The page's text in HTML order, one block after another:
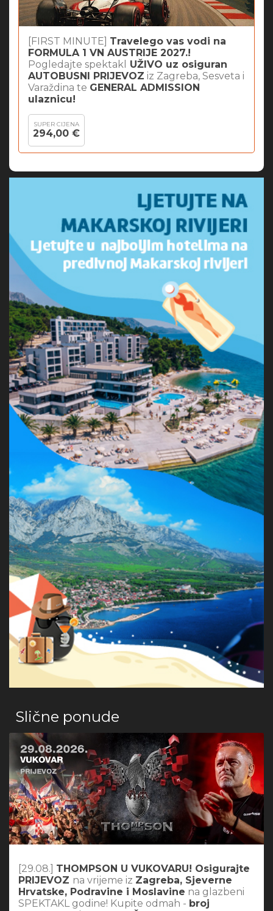
[FIRST MINUTE] Travelego vas vodi na
FORMULA 1 VN AUSTRIJE 2027.!
Pogledajte spektakl UŽIVO uz osiguran
AUTOBUSNI PRIJEVOZ iz Zagreba, Sesveta i
Varaždina te GENERAL ADMISSION
ulaznicu!
SUPER CIJENA
294,00 €
Slične ponude
[29.08.] THOMPSON U VUKOVARU! Osigurajte
PRIJEVOZ na vrijeme iz Zagreba, Sjeverne
Hrvatske, Podravine i Moslavine na glazbeni
SPEKTAKL godine! Kupite odmah - broj